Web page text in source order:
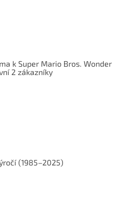
k Super Mario Bros. Wonder
2 zákazníky
(1985–2025)